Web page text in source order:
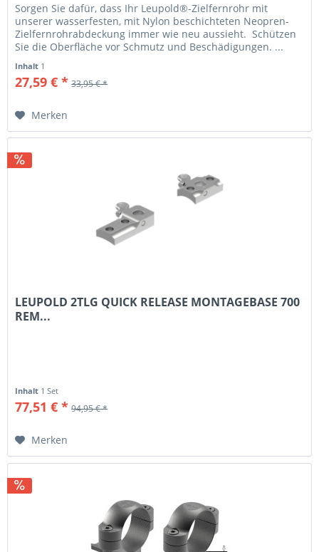
Sorgen Sie dafür, dass Ihr Leupold®-Zielfernrohr mit
unserer wasserfesten, mit Nylon beschichteten Neopren-
Zielfernrohrabdeckung immer wie neu aussieht. Schützen
Sie die Oberfläche vor Schmutz und Beschädigungen. ...
Inhalt 1
27,59 € * 33,95 € *
Merken
LEUPOLD 2TLG QUICK RELEASE MONTAGEBASE 700
REM...
Inhalt 1 Set
77,51 € * 94,95 € *
Merken